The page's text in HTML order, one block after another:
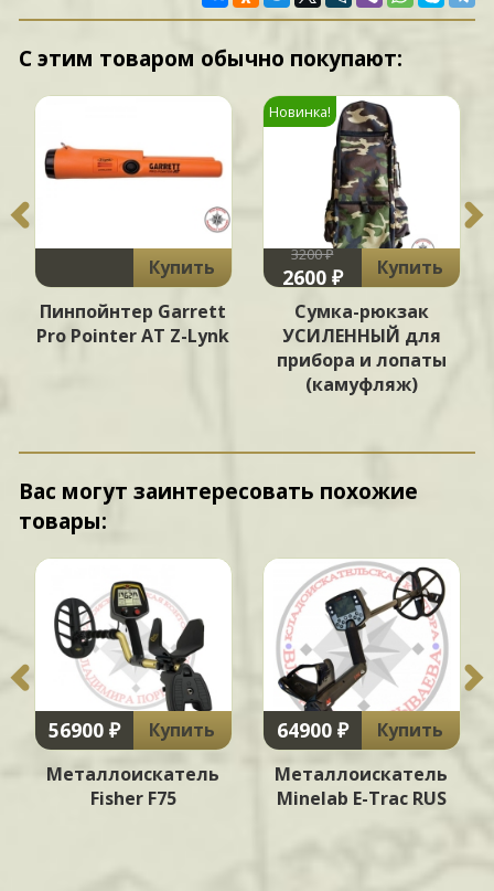
С этим товаром обычно покупают:
Купить
Пинпойнтер Garrett
Pro Pointer AT Z-Lynk
Новинка!
3200 ₽
2600 ₽
Купить
Сумка-рюкзак
УСИЛЕННЫЙ для
прибора и лопаты
(камуфляж)
Вас могут заинтересовать похожие
товары:
56900 ₽
Купить
Металлоискатель
Fisher F75
64900 ₽
Купить
Металлоискатель
Minelab E-Trac RUS